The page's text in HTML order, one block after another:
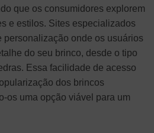
que os consumidores explorem
e estilos. Sites especializados
personalização onde os usuários
do seu brinco, desde o tipo
Essa facilidade de acesso
dos brincos
os uma opção viável para um